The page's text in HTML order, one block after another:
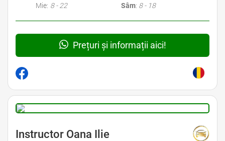
Mie: 8 - 22
Sâm: 8 - 18
Prețuri și informații aici!
Instructor Oana Ilie